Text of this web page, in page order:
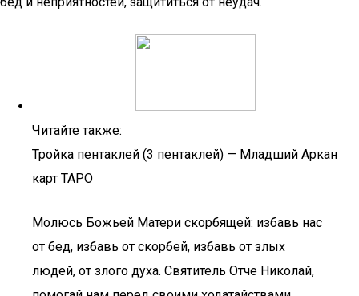
Читайте также:
Тройка пентаклей (3 пентаклей) — Младший Аркан
карт ТАРО
Молюсь Божьей Матери скорбящей: избавь нас
от бед, избавь от скорбей, избавь от злых
людей, от злого духа. Святитель Отче Николай,